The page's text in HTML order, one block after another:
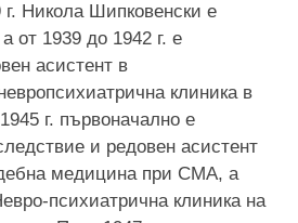
Никола Шипковенски е
от 1939 до 1942 г. е
асистент в
клиника в
г. първоначално е
и редовен асистент
медицина при СМА, а
психиатрична клиника на